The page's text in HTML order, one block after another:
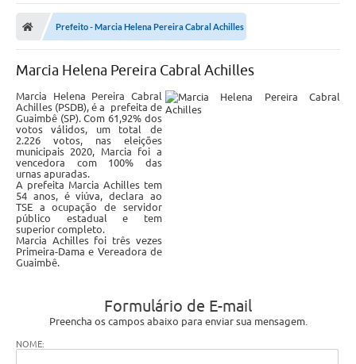
Prefeito - Marcia Helena Pereira Cabral Achilles
Marcia Helena Pereira Cabral Achilles
Marcia Helena Pereira Cabral
Achilles (PSDB), é a prefeita de
Guaimbê (SP). Com 61,92% dos
votos válidos, um total de
2.226 votos, nas eleições
municipais 2020, Marcia foi a
vencedora com 100% das
urnas apuradas.
A prefeita Marcia Achilles tem
54 anos, é viúva, declara ao
TSE a ocupação de servidor
público estadual e tem
superior completo.
Marcia Achilles foi três vezes
Primeira-Dama e Vereadora de
Guaimbê.
Formulário de E-mail
Preencha os campos abaixo para enviar sua mensagem.
NOME: